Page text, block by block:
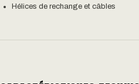
Hélices de rechange et câbles